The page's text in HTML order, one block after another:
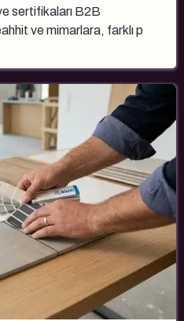
sertifikaları B2B
ve mimarlara, farklı p